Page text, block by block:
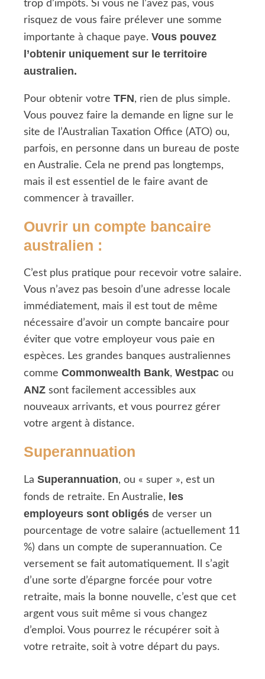
trop d’impôts. Si vous ne l’avez pas, vous
risquez de vous faire prélever une somme
importante à chaque paye. Vous pouvez
l’obtenir uniquement sur le territoire
australien.
Pour obtenir votre TFN, rien de plus simple.
Vous pouvez faire la demande en ligne sur le
site de l’Australian Taxation Office (ATO) ou,
parfois, en personne dans un bureau de poste
en Australie. Cela ne prend pas longtemps,
mais il est essentiel de le faire avant de
commencer à travailler.
Ouvrir un compte bancaire
australien :
C’est plus pratique pour recevoir votre salaire.
Vous n’avez pas besoin d’une adresse locale
immédiatement, mais il est tout de même
nécessaire d’avoir un compte bancaire pour
éviter que votre employeur vous paie en
espèces. Les grandes banques australiennes
comme Commonwealth Bank, Westpac ou
ANZ sont facilement accessibles aux
nouveaux arrivants, et vous pourrez gérer
votre argent à distance.
Superannuation
La Superannuation, ou « super », est un
fonds de retraite. En Australie, les
employeurs sont obligés de verser un
pourcentage de votre salaire (actuellement 11
%) dans un compte de superannuation. Ce
versement se fait automatiquement. Il s’agit
d’une sorte d’épargne forcée pour votre
retraite, mais la bonne nouvelle, c’est que cet
argent vous suit même si vous changez
d’emploi. Vous pourrez le récupérer soit à
votre retraite, soit à votre départ du pays.